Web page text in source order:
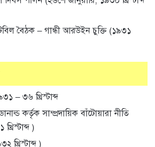
বৈঠক – গান্ধী আরউইন চুক্তি (১৯৩১
– ৩৬ খ্রিস্টাব্দ
কর্তৃক সাম্প্রদায়িক বাঁটোয়ারা নীতি
)
খ্রিস্টাব্দ )